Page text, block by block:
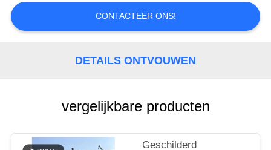
FOUTENOPLOSSING
SITEMAP
PRIVACY
CONTACTEER ONS!
DETAILS ONTVOUWEN
vergelijkbare producten
Geschilderd